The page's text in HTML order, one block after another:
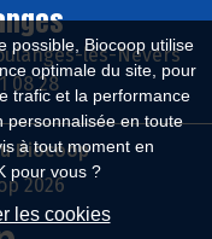
possible, Biocoop utilise
optimale du site, pour
trafic et la performance
personnalisée en toute
à tout moment en
pour vous ?
les cookies
lès-Nevers
08 28
Biocoop
2026